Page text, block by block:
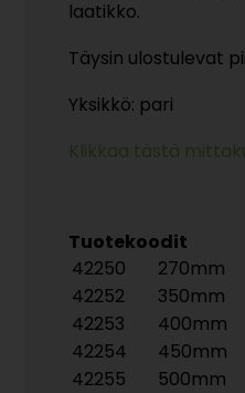
laatikko.
Täysin ulostulevat
Yksikkö: pari
Klikkaa tästä
Tuotekoodit
42250
270mm
42252
350mm
42253
400mm
42254
450mm
42255
500mm